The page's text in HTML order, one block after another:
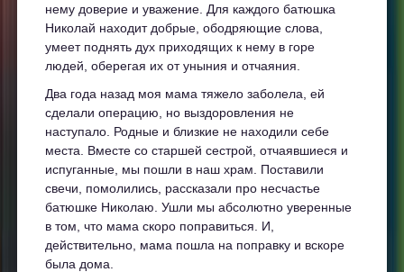
нему доверие и уважение. Для каждого батюшка
Николай находит добрые, ободряющие слова,
умеет поднять дух приходящих к нему в горе
людей, оберегая их от уныния и отчаяния.
Два года назад моя мама тяжело заболела, ей
сделали операцию, но выздоровления не
наступало. Родные и близкие не находили себе
места. Вместе со старшей сестрой, отчаявшиеся и
испуганные, мы пошли в наш храм. Поставили
свечи, помолились, рассказали про несчастье
батюшке Николаю. Ушли мы абсолютно уверенные
в том, что мама скоро поправиться. И,
действительно, мама пошла на поправку и вскоре
была дома.